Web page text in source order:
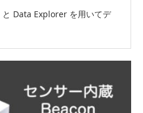
Data Explorer を用いてデ